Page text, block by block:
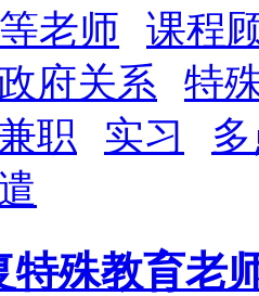
工龄奖 带薪年假 年终
末双休 职称晋升 政府人
启动金
包吃 住房补贴 餐
老师
课程
府关系
特
职 实习
特殊教育老